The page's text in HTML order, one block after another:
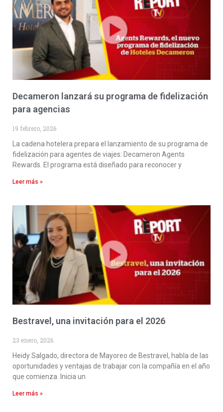
Decameron lanzará su programa de fidelización
para agencias
19 febrero, 2026
La cadena hotelera prepara el lanzamiento de su programa de
fidelización para agentes de viajes: Decameron Agents
Rewards. El programa está diseñado para reconocer y
Leer más »
Bestravel, una invitación para el 2026
23 enero, 2026
Heidy Salgado, directora de Mayoreo de Bestravel, habla de las
oportunidades y ventajas de trabajar con la compañía en el año
que comienza. Inicia un
Leer más »